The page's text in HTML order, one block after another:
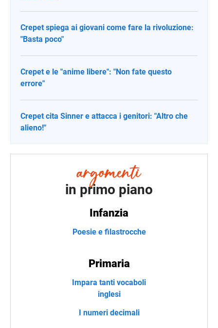
Crepet spiega ai giovani come fare la rivoluzione:
"Basta poco"
Crepet e le "anime libere": "Non fate questo
errore"
Crepet cita Sinner e attacca i genitori: "Altro che
alieno!"
in primo piano
Infanzia
Poesie e filastrocche
Primaria
Impara tanti vocaboli
inglesi
I numeri decimali